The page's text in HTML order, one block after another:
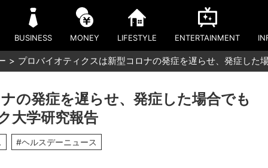
BUSINESS MONEY LIFESTYLE ENTERTAINMENT
プロバイオティクスは新型コロナの発症を遅らせ、発症し
の発症を遅らせ、発症した場合でも
大学研究報告
#ヘルスデーニュース